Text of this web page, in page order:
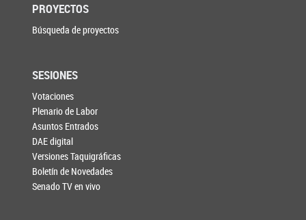
PROYECTOS
Búsqueda de proyectos
SESIONES
Votaciones
Plenario de Labor
Asuntos Entrados
DAE digital
Versiones Taquigráficas
Boletín de Novedades
Senado TV en vivo